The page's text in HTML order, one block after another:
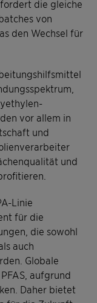
die gleiche
von
den Wechsel für
vor allem in
und
und
Linie
für die
die sowohl
auch
Globale
aufgrund
Daher bietet